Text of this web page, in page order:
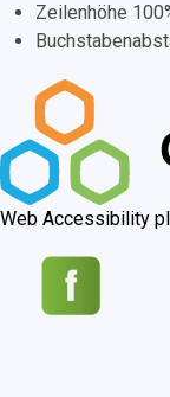
Zeilenhöhe 100
Web Accessibility